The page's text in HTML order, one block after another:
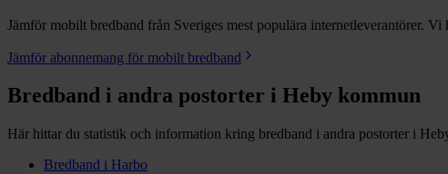
Jämför mobilt bredband från Sveriges mest populära internetleverantörer.
Jämför abonnemang för mobilt bredband
Bredband i andra postorter i Heby kommun
Här hittar du statistik och information kring bredband i andra postorter i
Bredband i Harbo